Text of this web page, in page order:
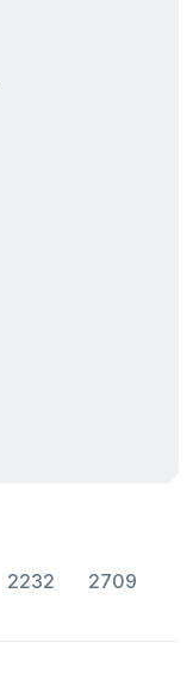
2232 2709